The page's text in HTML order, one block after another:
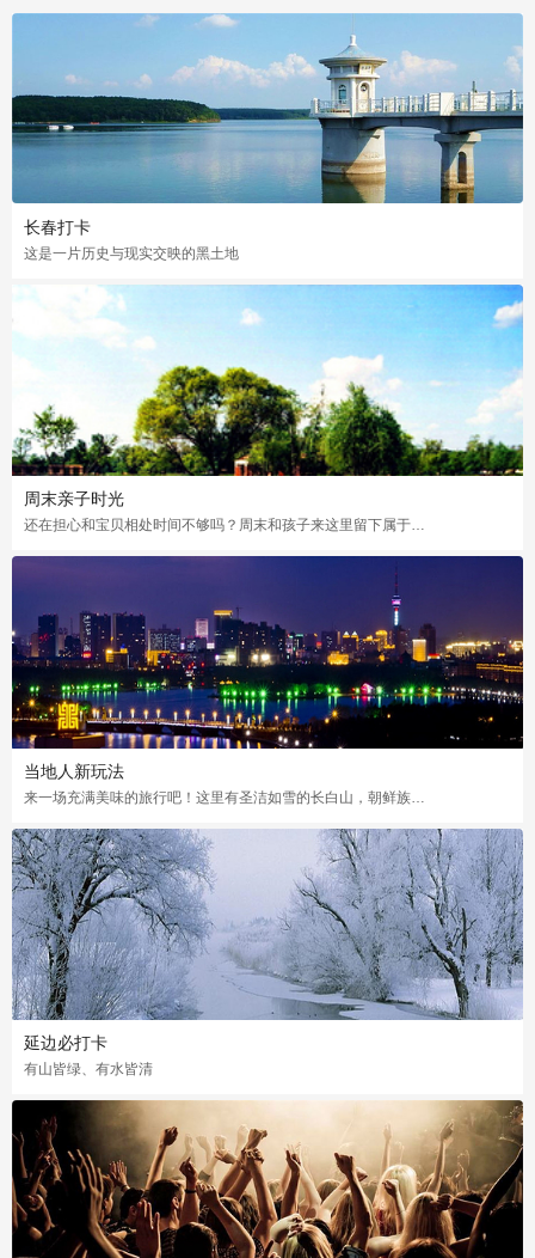
长春打卡
这是一片历史与现实交映的黑土地
周末亲子时光
还在担心和宝贝相处时间不够吗？周末和孩子来这里留下属于你们的美好回忆吧
当地人新玩法
延边必打卡
有山皆绿、有水皆清